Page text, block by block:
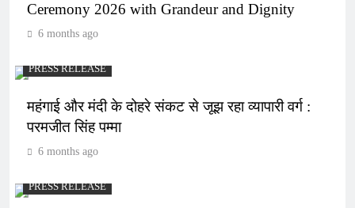
Ceremony 2026 with Grandeur and Dignity
6 months ago
PRESS RELEASE
महंगाई और मंदी के दोहरे संकट से जूझ रहा व्यापारी वर्ग :
परमजीत सिंह पम्मा
6 months ago
PRESS RELEASE